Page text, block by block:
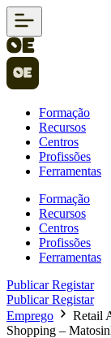
Formação
Recursos
Centros
Profissões
Ferramentas
Formação
Recursos
Centros
Profissões
Ferramentas
PublicarRegistar
PublicarRegistar
Emprego
Retail
Shopping –